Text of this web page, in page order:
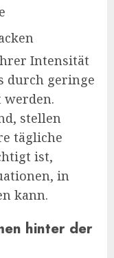
Intensität
durch geringe
werden.
stellen
tägliche
ist,
in
kann.
hinter der